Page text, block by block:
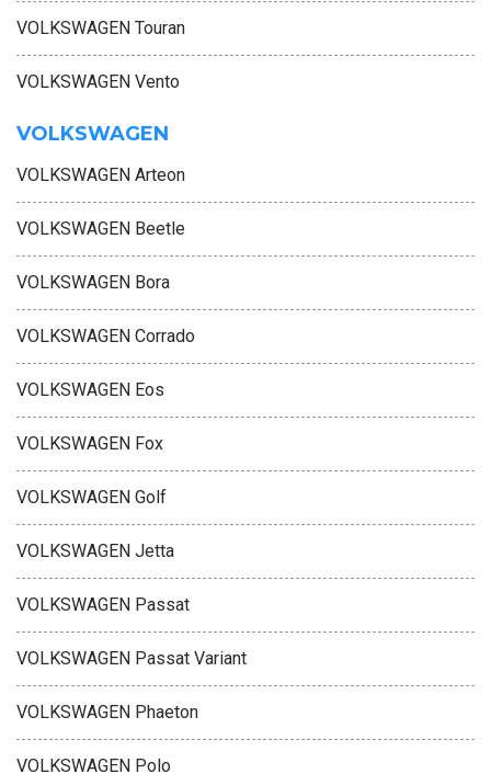
VOLKSWAGEN Touran
VOLKSWAGEN Vento
VOLKSWAGEN
VOLKSWAGEN Arteon
VOLKSWAGEN Beetle
VOLKSWAGEN Bora
VOLKSWAGEN Corrado
VOLKSWAGEN Eos
VOLKSWAGEN Fox
VOLKSWAGEN Golf
VOLKSWAGEN Jetta
VOLKSWAGEN Passat
VOLKSWAGEN Passat Variant
VOLKSWAGEN Phaeton
VOLKSWAGEN Polo